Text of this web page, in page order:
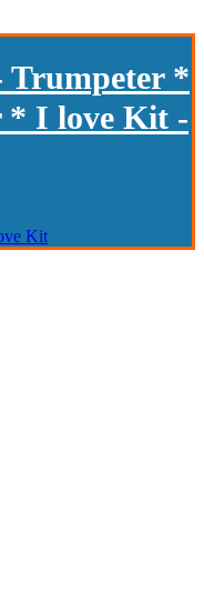
Trumpeter *
* I love Kit -
Kit